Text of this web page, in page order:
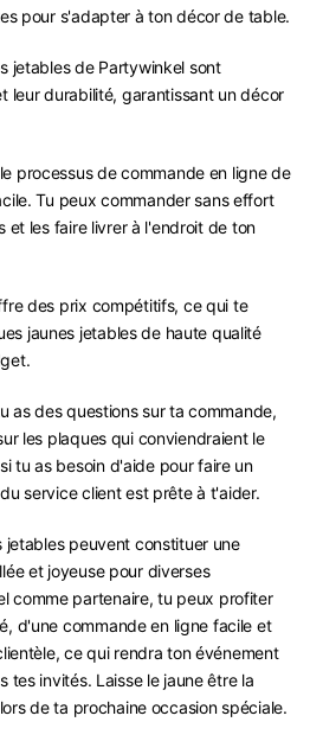
pour s'adapter à ton décor de table.
jetables de Partywinkel sont
leur durabilité, garantissant un décor
le processus de commande en ligne de
Tu peux commander sans effort
et les faire livrer à l'endroit de ton
des prix compétitifs, ce qui te
jaunes jetables de haute qualité
as des questions sur ta commande,
les plaques qui conviendraient le
tu as besoin d'aide pour faire un
service client est prête à t'aider.
jetables peuvent constituer une
et joyeuse pour diverses
comme partenaire, tu peux profiter
d'une commande en ligne facile et
ce qui rendra ton événement
tes invités. Laisse le jaune être la
de ta prochaine occasion spéciale.